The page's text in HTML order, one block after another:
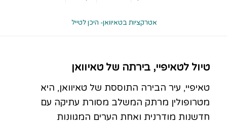
אטרקציות בטאיוואן- היכן לטייל
טיול לטאיפיי, בירתה של טאיוואן
טאיפיי, עיר הבירה התוססת של טאיוואן, היא
מטרופולין מרתק המשלב מסורת עתיקה עם
חדשנות מודרנית ואחת הערים המגוונות